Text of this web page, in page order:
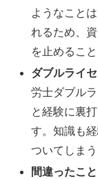
ようなこと
れるため、
を止めるこ
ダブルライ
労士ダブル
と経験に裏
す。知識も
ついてしま
間違ったこ